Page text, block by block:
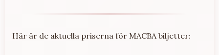
Här är de aktuella priserna för MACBA biljetter: